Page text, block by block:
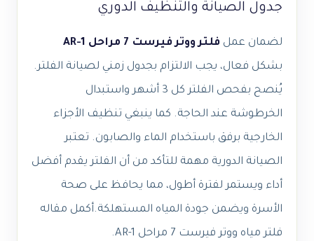
جدول الصيانة والتنظيف الدوري
لضمان عمل فلتر ووتر فيرست 7 مراحل AR-1
بشكل فعال، يجب الالتزام بجدول زمني لصيانة الفلتر.
يُنصح بفحص الفلتر كل 3 أشهر واستبدال
الخرطوشة عند الحاجة. كما ينبغي تنظيف الأجزاء
الخارجية برفق باستخدام الماء والصابون. تعتبر
الصيانة الدورية مهمة للتأكد من أن الفلتر يقدم أفضل
أداء ويستمر لفترة أطول، مما يحافظ على صحة
الأسرة ويضمن جودة المياه المستهلكة.أكمل مقاله
فلتر مياه ووتر فيرست 7 مراحل AR-1.